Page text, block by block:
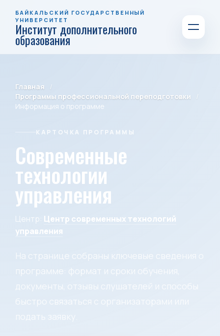
БАЙКАЛЬСКИЙ ГОСУДАРСТВЕННЫЙ
УНИВЕРСИТЕТ
Институт дополнительного
образования
Главная
Программы профессиональной переподготовки
Информация о программе
КАРТОЧКА ПРОГРАММЫ
Современные
технологии
управления
Центр: Центр современных технологий
управления
На странице собраны ключевые сведения о
программе: формат и сроки обучения,
документы, отзывы слушателей и способы
быстро связаться с организаторами или
подать заявку.